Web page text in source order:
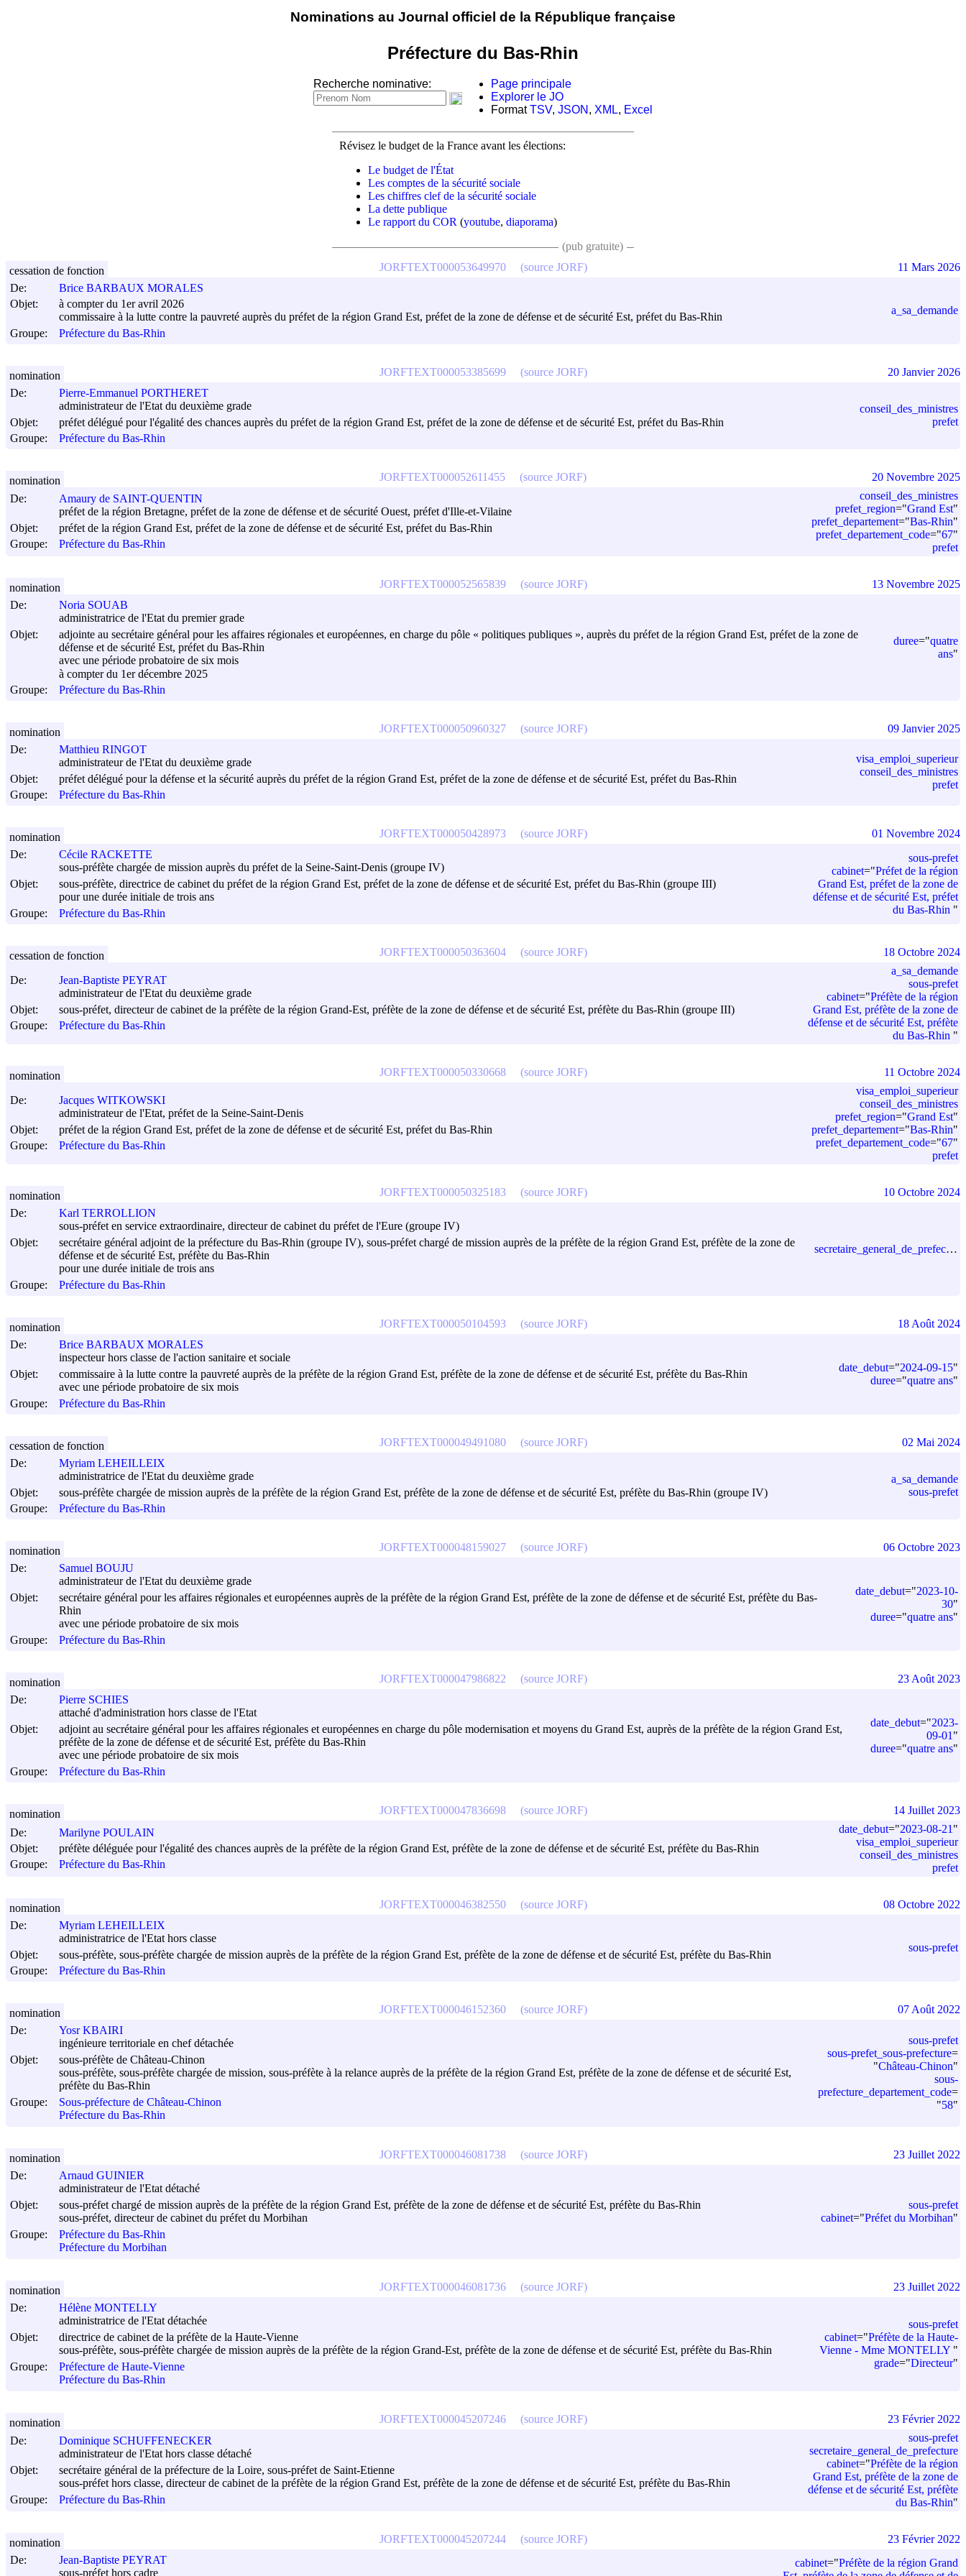
Nominations au Journal officiel de la République française
Préfecture du Bas-Rhin
Recherche nominative:
Page principale
Explorer le JO
FormatTSV, JSON , XML, Excel
Révisez le budget de la France avant les élections:
Le budget de l'État
Les comptes de la sécurité sociale
Les chiffres clef de la sécurité sociale
La dette publique
Le rapport du COR (youtube, diaporama)
(pub gratuite)
De:
Brice BARBAUX MORALES
Objet:
à compter du 1er avril 2026
commissaire à la lutte contre la pauvreté auprès du préfet de la région Grand Est, préfet de la zone de défense et de sécurité Est, préfet du Bas-Rhin
Groupe:
Préfecture du Bas-Rhin
a_sa_demande
JORFTEXT000053649970 (source JORF)
cessation de fonction 11 Mars 2026
De:
Pierre-Emmanuel PORTHERET
administrateur de l'Etat du deuxième grade
Objet:
préfet délégué pour l'égalité des chances auprès du préfet de la région Grand Est, préfet de la zone de défense et de sécurité Est, préfet du Bas-Rhin
Groupe:
Préfecture du Bas-Rhin
conseil_des_ministres
prefet
JORFTEXT000053385699 (source JORF)
nomination 20 Janvier 2026
De:
Amaury de SAINT-QUENTIN
préfet de la région Bretagne, préfet de la zone de défense et de sécurité Ouest, préfet d'Ille-et-Vilaine
Objet:
préfet de la région Grand Est, préfet de la zone de défense et de sécurité Est, préfet du Bas-Rhin
Groupe:
Préfecture du Bas-Rhin
conseil_des_ministres
prefet_region="Grand Est"
prefet_departement="Bas-Rhin"
prefet_departement_code="67"
prefet
JORFTEXT000052611455 (source JORF)
nomination 20 Novembre 2025
De:
Noria SOUAB
administratrice de l'Etat du premier grade
Objet:
adjointe au secrétaire général pour les affaires régionales et européennes, en charge du pôle « politiques publiques », auprès du préfet de la région Grand Est, préfet de la zone de
défense et de sécurité Est, préfet du Bas-Rhin
avec une période probatoire de six mois
à compter du 1er décembre 2025
Groupe:
Préfecture du Bas-Rhin
duree="quatre
ans"
JORFTEXT000052565839 (source JORF)
nomination 13 Novembre 2025
De:
Matthieu RINGOT
administrateur de l'Etat du deuxième grade
Objet:
préfet délégué pour la défense et la sécurité auprès du préfet de la région Grand Est, préfet de la zone de défense et de sécurité Est, préfet du Bas-Rhin
Groupe:
Préfecture du Bas-Rhin
visa_emploi_superieur
conseil_des_ministres
prefet
JORFTEXT000050960327 (source JORF)
nomination 09 Janvier 2025
De:
Cécile RACKETTE
sous-préfète chargée de mission auprès du préfet de la Seine-Saint-Denis (groupe IV)
Objet:
sous-préfète, directrice de cabinet du préfet de la région Grand Est, préfet de la zone de défense et de sécurité Est, préfet du Bas-Rhin (groupe III)
pour une durée initiale de trois ans
Groupe:
Préfecture du Bas-Rhin
sous-prefet
cabinet="Préfet de la région
Grand Est, préfet de la zone de
défense et de sécurité Est, préfet
du Bas-Rhin "
JORFTEXT000050428973 (source JORF)
nomination 01 Novembre 2024
De:
Jean-Baptiste PEYRAT
administrateur de l'Etat du deuxième grade
Objet:
sous-préfet, directeur de cabinet de la préfète de la région Grand-Est, préfète de la zone de défense et de sécurité Est, préfète du Bas-Rhin (groupe III)
Groupe:
Préfecture du Bas-Rhin
a_sa_demande
sous-prefet
cabinet="Préfète de la région
Grand Est, préfète de la zone de
défense et de sécurité Est, préfète
du Bas-Rhin "
JORFTEXT000050363604 (source JORF)
cessation de fonction 18 Octobre 2024
De:
Jacques WITKOWSKI
administrateur de l'Etat, préfet de la Seine-Saint-Denis
Objet:
préfet de la région Grand Est, préfet de la zone de défense et de sécurité Est, préfet du Bas-Rhin
Groupe:
Préfecture du Bas-Rhin
visa_emploi_superieur
conseil_des_ministres
prefet_region="Grand Est"
prefet_departement="Bas-Rhin"
prefet_departement_code="67"
prefet
JORFTEXT000050330668 (source JORF)
nomination 11 Octobre 2024
De:
Karl TERROLLION
sous-préfet en service extraordinaire, directeur de cabinet du préfet de l'Eure (groupe IV)
Objet:
secrétaire général adjoint de la préfecture du Bas-Rhin (groupe IV), sous-préfet chargé de mission auprès de la préfète de la région Grand Est, préfète de la zone de
défense et de sécurité Est, préfète du Bas-Rhin
pour une durée initiale de trois ans
Groupe:
Préfecture du Bas-Rhin
secretaire_general_de_prefecture
JORFTEXT000050325183 (source JORF)
nomination 10 Octobre 2024
De:
Brice BARBAUX MORALES
inspecteur hors classe de l'action sanitaire et sociale
Objet:
commissaire à la lutte contre la pauvreté auprès de la préfète de la région Grand Est, préfète de la zone de défense et de sécurité Est, préfète du Bas-Rhin
avec une période probatoire de six mois
Groupe:
Préfecture du Bas-Rhin
date_debut="2024-09-15"
duree="quatre ans"
JORFTEXT000050104593 (source JORF)
nomination 18 Août 2024
De:
Myriam LEHEILLEIX
administratrice de l'Etat du deuxième grade
Objet:
sous-préfète chargée de mission auprès de la préfète de la région Grand Est, préfète de la zone de défense et de sécurité Est, préfète du Bas-Rhin (groupe IV)
Groupe:
Préfecture du Bas-Rhin
a_sa_demande
sous-prefet
JORFTEXT000049491080 (source JORF)
cessation de fonction 02 Mai 2024
De:
Samuel BOUJU
administrateur de l'Etat du deuxième grade
Objet:
secrétaire général pour les affaires régionales et européennes auprès de la préfète de la région Grand Est, préfète de la zone de défense et de sécurité Est, préfète du Bas-
Rhin
avec une période probatoire de six mois
Groupe:
Préfecture du Bas-Rhin
date_debut="2023-10-
30"
duree="quatre ans"
JORFTEXT000048159027 (source JORF)
nomination 06 Octobre 2023
De:
Pierre SCHIES
attaché d'administration hors classe de l'Etat
Objet:
adjoint au secrétaire général pour les affaires régionales et européennes en charge du pôle modernisation et moyens du Grand Est, auprès de la préfète de la région Grand Est,
préfète de la zone de défense et de sécurité Est, préfète du Bas-Rhin
avec une période probatoire de six mois
Groupe:
Préfecture du Bas-Rhin
date_debut="2023-
09-01 "
duree="quatre ans"
JORFTEXT000047986822 (source JORF)
nomination 23 Août 2023
De:
Marilyne POULAIN
Objet:
préfète déléguée pour l'égalité des chances auprès de la préfète de la région Grand Est, préfète de la zone de défense et de sécurité Est, préfète du Bas-Rhin
Groupe:
Préfecture du Bas-Rhin
date_debut="2023-08-21 "
visa_emploi_superieur
conseil_des_ministres
prefet
JORFTEXT000047836698 (source JORF)
nomination 14 Juillet 2023
De:
Myriam LEHEILLEIX
administratrice de l'Etat hors classe
Objet:
sous-préfète, sous-préfète chargée de mission auprès de la préfète de la région Grand Est, préfète de la zone de défense et de sécurité Est, préfète du Bas-Rhin
Groupe:
Préfecture du Bas-Rhin
sous-prefet
JORFTEXT000046382550 (source JORF)
nomination 08 Octobre 2022
De:
Yosr KBAIRI
ingénieure territoriale en chef détachée
Objet:
sous-préfète de Château-Chinon
sous-préfète, sous-préfète chargée de mission, sous-préfète à la relance auprès de la préfète de la région Grand Est, préfète de la zone de défense et de sécurité Est,
préfète du Bas-Rhin
Groupe:
Sous-préfecture de Château-Chinon
Préfecture du Bas-Rhin
sous-prefet
sous-prefet_sous-prefecture=
"Château-Chinon"
sous-
prefecture_departement_code=
"58"
JORFTEXT000046152360 (source JORF)
nomination 07 Août 2022
De:
Arnaud GUINIER
administrateur de l'Etat détaché
Objet:
sous-préfet chargé de mission auprès de la préfète de la région Grand Est, préfète de la zone de défense et de sécurité Est, préfète du Bas-Rhin
sous-préfet, directeur de cabinet du préfet du Morbihan
Groupe:
Préfecture du Bas-Rhin
Préfecture du Morbihan
sous-prefet
cabinet="Préfet du Morbihan"
JORFTEXT000046081738 (source JORF)
nomination 23 Juillet 2022
De:
Hélène MONTELLY
administratrice de l'Etat détachée
Objet:
directrice de cabinet de la préfète de la Haute-Vienne
sous-préfète, sous-préfète chargée de mission auprès de la préfète de la région Grand-Est, préfète de la zone de défense et de sécurité Est, préfète du Bas-Rhin
Groupe:
Préfecture de Haute-Vienne
Préfecture du Bas-Rhin
sous-prefet
cabinet="Préfète de la Haute-
Vienne - Mme MONTELLY "
grade="Directeur"
JORFTEXT000046081736 (source JORF)
nomination 23 Juillet 2022
De:
Dominique SCHUFFENECKER
administrateur de l'Etat hors classe détaché
Objet:
secrétaire général de la préfecture de la Loire, sous-préfet de Saint-Etienne
sous-préfet hors classe, directeur de cabinet de la préfète de la région Grand Est, préfète de la zone de défense et de sécurité Est, préfète du Bas-Rhin
Groupe:
Préfecture du Bas-Rhin
sous-prefet
secretaire_general_de_prefecture
cabinet="Préfète de la région
Grand Est, préfète de la zone de
défense et de sécurité Est, préfète
du Bas-Rhin"
JORFTEXT000045207246 (source JORF)
nomination 23 Février 2022
De:
Jean-Baptiste PEYRAT
sous-préfet hors cadre
cabinet="Préfète de la région Grand
JORFTEXT000045207244 (source JORF)
nomination 23 Février 2022